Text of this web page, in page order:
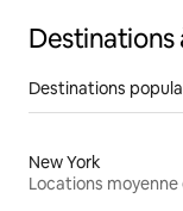
Destinations
Destinations
New York